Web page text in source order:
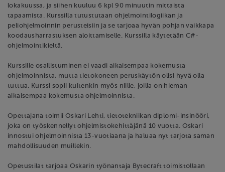
lokakuussa, ja siihen kuuluu 6 kpl 90 minuutin mittaista
tapaamista. Kurssilla tutustutaan ohjelmointilogiikan ja
peliohjelmoinnin perusteisiin ja se tarjoaa hyvän pohjan vaikkapa
koodausharrastuksen aloittamiselle. Kurssilla käytetään C#-
ohjelmointikieltä.
Kurssille osallistuminen ei vaadi aikaisempaa kokemusta
ohjelmoinnista, mutta tietokoneen peruskäytön olisi hyvä olla
tuttua. Kurssi sopii kuitenkin myös niille, joilla on hieman
aikaisempaa kokemusta ohjelmoinnista.
Opettajana toimii Oskari Lehti, tietotekniikan diplomi-insinööri,
joka on työskennellyt ohjelmistokehittäjänä 10 vuotta. Oskari
innostui ohjelmoinnista 13-vuotiaana ja haluaa nyt tarjota saman
mahdollisuuden muillekin.
Opetustilat tarjoaa Oskarin työnantaja Bytecraft toimistollaan